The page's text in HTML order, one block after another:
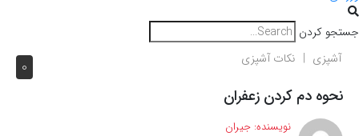
جستجو کردن
0 آشپزی نکات آشپزی
نحوه دم کردن زعفران
نویسنده: جیران